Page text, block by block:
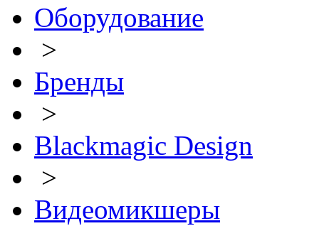
Оборудование
>
Бренды
>
Blackmagic Design
>
Видеомикшеры